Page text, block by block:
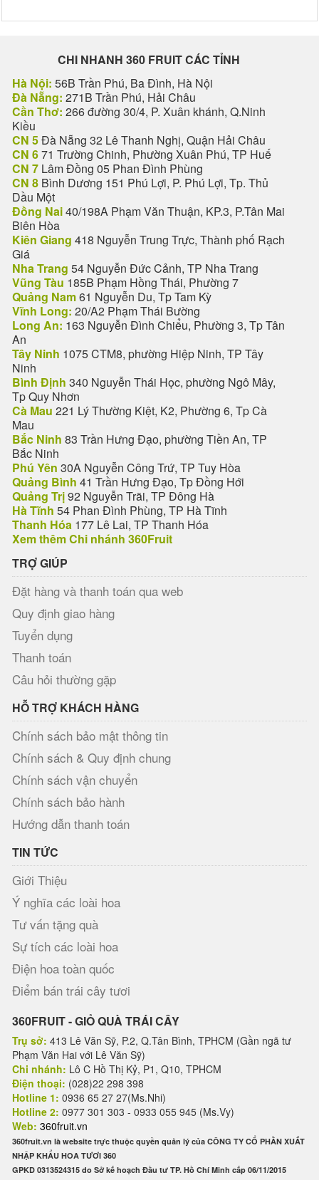
CHI NHANH 360 FRUIT CÁC TỈNH
Hà Nội: 56B Trần Phú, Ba Đình, Hà Nội
Đà Nẵng: 271B Trần Phú, Hải Châu
Cần Thơ: 266 đường 30/4, P. Xuân khánh, Q.Ninh
Kiều
CN 5Đà Nẵng 32 Lê Thanh Nghị, Quận Hải Châu
CN 671 Trường Chinh, Phường Xuân Phú, TP Huế
CN 7 Lâm Đồng 05 Phan Đình Phùng
CN 8 Bình Dương 151 Phú Lợi, P. Phú Lợi, Tp. Thủ
Dầu Một
Đồng Nai40/198A Phạm Văn Thuận, KP.3, P.Tân Mai
Biên Hòa
Kiên Giang 418 Nguyễn Trung Trực, Thành phố Rạch
Giá
Nha Trang 54 Nguyễn Đức Cảnh, TP Nha Trang
Vũng Tàu 185B Phạm Hồng Thái, Phường 7
Quảng Nam61 Nguyễn Du, Tp Tam Kỳ
Vĩnh Long: 20/A2 Phạm Thái Bường
Long An: 163 Nguyễn Đình Chiểu, Phường 3, Tp Tân
An
Tây Ninh 1075 CTM8, phường Hiệp Ninh, TP Tây
Ninh
Bình Định 340 Nguyễn Thái Học, phường Ngô Mây,
Tp Quy Nhơn
Cà Mau 221 Lý Thường Kiệt, K2, Phường 6, Tp Cà
Mau
Bắc Ninh 83 Trần Hưng Đạo, phường Tiền An, TP
Bắc Ninh
Phú Yên 30A Nguyễn Công Trứ, TP Tuy Hòa
Quảng Bình 41 Trần Hưng Đạo, Tp Đồng Hới
Quảng Trị92 Nguyễn Trãi, TP Đông Hà
Hà Tĩnh 54 Phan Đình Phùng, TP Hà Tĩnh
Thanh Hóa 177 Lê Lai, TP Thanh Hóa
Xem thêm Chi nhánh 360Fruit
TRỢ GIÚP
Đặt hàng và thanh toán qua web
Quy định giao hàng
Tuyển dụng
Thanh toán
Câu hỏi thường gặp
HỖ TRỢ KHÁCH HÀNG
Chính sách bảo mật thông tin
Chính sách & Quy định chung
Chính sách vận chuyển
Chính sách bảo hành
Hướng dẫn thanh toán
TIN TỨC
Giới Thiệu
Ý nghĩa các loài hoa
Tư vấn tặng quà
Sự tích các loài hoa
Điện hoa toàn quốc
Điểm bán trái cây tươi
360FRUIT - GIỎ QUÀ TRÁI CÂY
Trụ sở: 413 Lê Văn Sỹ, P.2, Q.Tân Bình, TPHCM (Gần ngã tư
Phạm Văn Hai với Lê Văn Sỹ)
Chi nhánh: Lô C Hồ Thị Kỷ, P1, Q10, TPHCM
Điện thoại: (028)22 298 398
Hotline 1: 0936 65 27 27(Ms.Nhi)
Hotline 2: 0977 301 303 - 0933 055 945 (Ms.Vy)
Web: 360fruit.vn
360fruit.vn là website trực thuộc quyền quản lý của CÔNG TY CỔ PHẦN XUẤT
NHẬP KHẨU HOA TƯƠI 360
GPKD 0313524315 do Sở kế hoạch Đầu tư TP. Hồ Chí Minh cấp 06/11/2015